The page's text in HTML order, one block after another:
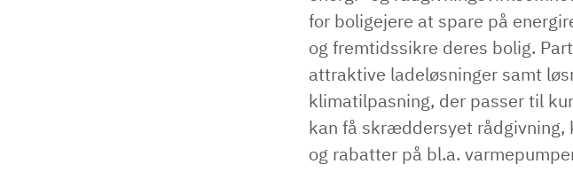
for boligejere at spare på
og fremtidssikre deres bolig.
attraktive ladeløsninger samt
klimatilpasning, der passer til
kan få skræddersyet
og rabatter på bl.a.